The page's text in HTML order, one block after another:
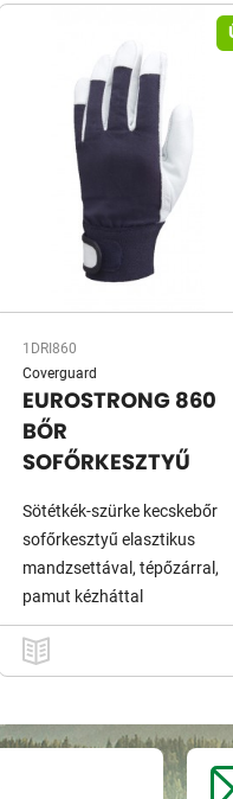
1DRI860
Coverguard
EUROSTRONG 860
BŐR
SOFŐRKESZTYŰ
Sötétkék-szürke kecskebőr
sofőrkesztyű elasztikus
mandzsettával, tépőzárral,
pamut kézháttal